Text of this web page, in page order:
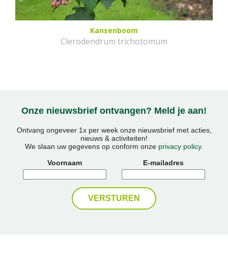
Kansenboom
Clerodendrum trichotomum
Onze nieuwsbrief ontvangen? Meld je aan!
Ontvang ongeveer 1x per week onze nieuwsbrief met acties,
nieuws & activiteiten!
We slaan uw gegevens op conform onze privacy policy.
Voornaam
E-mailadres